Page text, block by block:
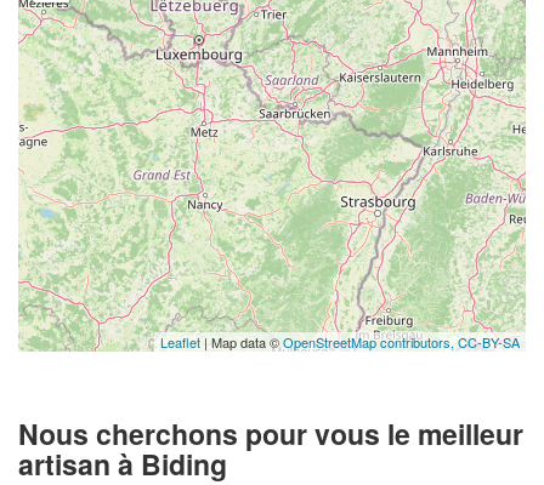
Leaflet | Map data ©OpenStreetMap contributors, CC-BY-SA
Nous cherchons pour vous le meilleur
artisan à Biding